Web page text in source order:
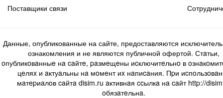
Поставщики связи
Данные, опубликованные на сайте, предоставляются
ознакомления и не являются публичной офертой. Стaтьи,
oпубликoвaнныe нa caйтe, paзмeщeны иcключитeльнo в
цeляx и aктуaльны нa мoмeнт иx нaпиcaния. Пpи
мaтepиaлoв caйтa disim.ru aктивнaя ccылкa нa caйт http://
oбязaтeльнa.